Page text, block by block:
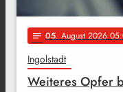
notes 05. August 2026
Ingolstadt
Weiteres Opfer